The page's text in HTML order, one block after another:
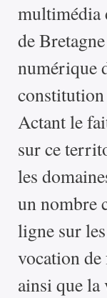
multimédia
de
numérique
Actant le
sur ce
les
un nombre
ligne sur
vocation de
ainsi que